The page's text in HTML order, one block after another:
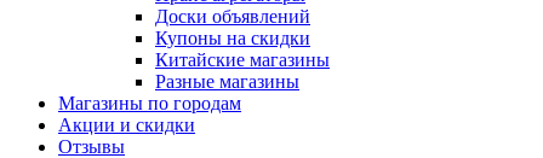
Доски объявлений
Купоны на скидки
Китайские магазины
Разные магазины
Магазины по городам
Акции и скидки
Отзывы